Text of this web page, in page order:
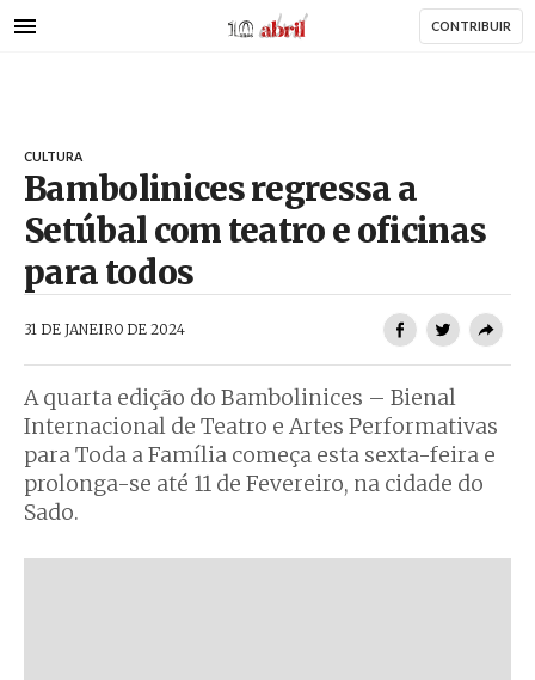
para
AbrilAbril CONTRIBUIR
CULTURA
Bambolinices regressa a
Setúbal com teatro e oficinas
para todos
31 DE JANEIRO DE 2024
A quarta edição do Bambolinices – Bienal
Internacional de Teatro e Artes Performativas
para Toda a Família começa esta sexta-feira e
prolonga-se até 11 de Fevereiro, na cidade do
Sado.